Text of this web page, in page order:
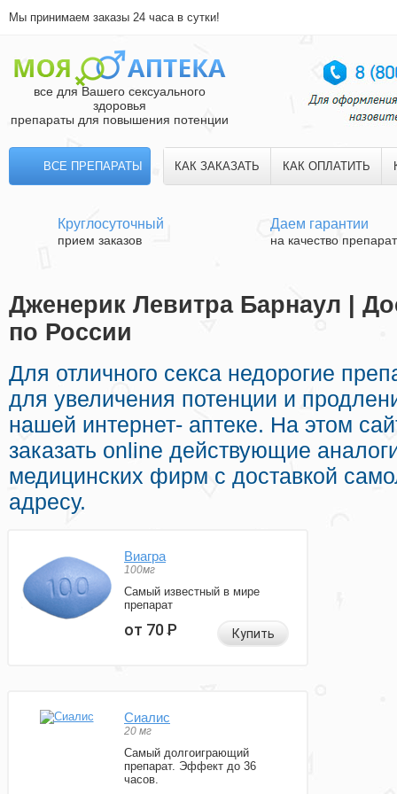
Мы принимаем заказы 24 часа в сутки!
все для Вашего сексуального
здоровья
препараты для повышения потенции
ВСЕ ПРЕПАРАТЫ КАК ЗАКАЗАТЬ КАК ОПЛАТИТЬ
Круглосуточный
прием заказов
Даем гарантии
на качество
Дженерик Левитра Барнаул |
по России
Для отличного секса недорогие
для увеличения потенции и
нашей интернет- аптеке. На этом
заказать online действующие
медицинских фирм с доставкой
адресу.
Виагра
100мг
Самый известный в мире
препарат
от 70Р Купить
Сиалис
20 мг
Самый долгоиграющий
препарат. Эффект до 36
часов.